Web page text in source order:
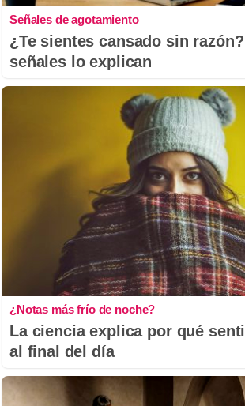
Señales de agotamiento
¿Te sientes cansado sin
señales lo explican
¿Notas más frío de noche?
La ciencia explica por qué
al final del día